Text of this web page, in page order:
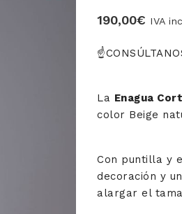
190,00€ IVA
La Enagua
color Beige
Con puntilla y
decoración y
alargar el